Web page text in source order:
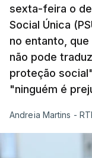
sexta-feira o
Social Única
no entanto,
não pode
proteção
"ninguém é
Andreia Martins -